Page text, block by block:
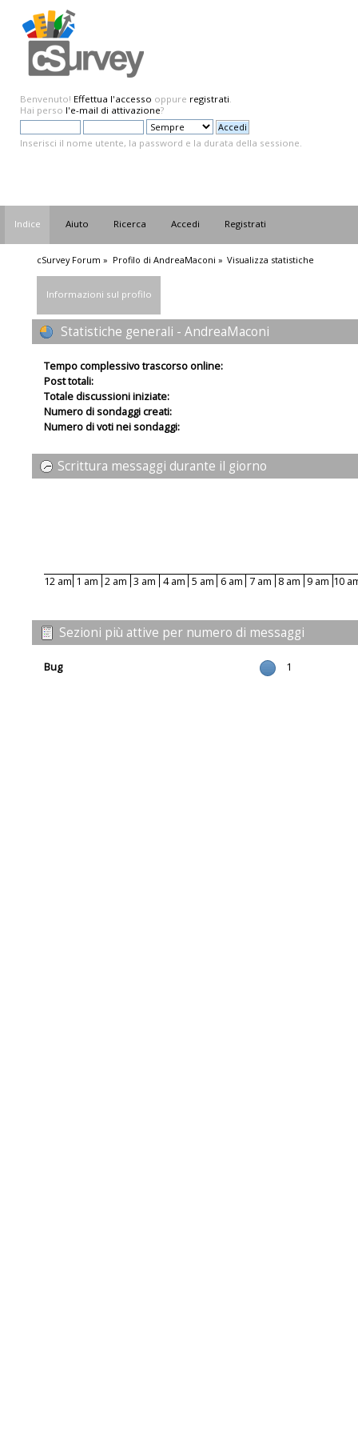
Benvenuto! Effettua l'accesso oppure registrati.
Hai perso l'e-mail di attivazione?
Inserisci il nome utente, la password e la durata della sessione.
Indice Aiuto Ricerca Accedi Registrati
cSurvey Forum » Profilo di AndreaMaconi » Visualizza statistiche
Informazioni sul profilo
Statistiche generali - AndreaMaconi
Tempo complessivo trascorso online:
Post totali:
Totale discussioni iniziate:
Numero di sondaggi creati:
Numero di voti nei sondaggi:
Scrittura messaggi durante il giorno
12 am 1 am 2 am 3 am 4 am 5 am 6 am 7 am 8 am 9 am 10
Sezioni più attive per numero di messaggi
Bug 1